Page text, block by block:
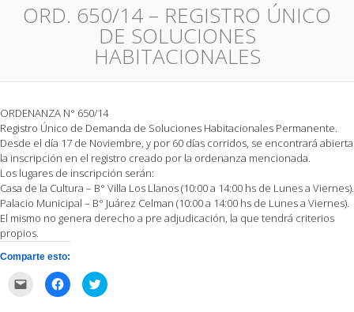
ORD. 650/14 – REGISTRO ÚNICO
DE SOLUCIONES
HABITACIONALES
ORDENANZA N° 650/14
Registro Único de Demanda de Soluciones Habitacionales Permanente.
Desde el día 17 de Noviembre, y por 60 días corridos, se encontrará abierta
la inscripción en el registro creado por la ordenanza mencionada.
Los lugares de inscripción serán:
Casa de la Cultura – B° Villa Los Llanos (10:00 a 14:00 hs de Lunes a Viernes).
Palacio Municipal – B° Juárez Celman (10:00 a 14:00 hs de Lunes a Viernes).
El mismo no genera derecho a pre adjudicación, la que tendrá criterios
propios.
Comparte esto:
Haz
clic
Haz
clic